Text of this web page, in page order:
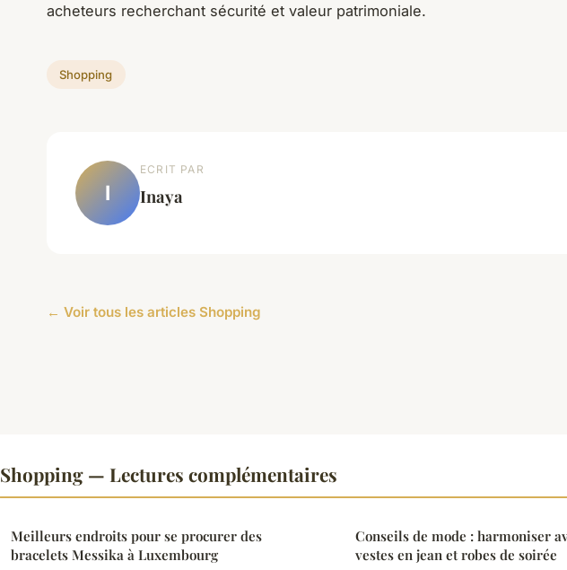
acheteurs recherchant sécurité et valeur patrimoniale.
Shopping
I
ECRIT PAR
Inaya
← Voir tous les articles Shopping
Shopping — Lectures complémentaires
Meilleurs endroits pour se procurer des
bracelets Messika à Luxembourg
Conseils de mode : harmoniser
vestes en jean et robes de soirée